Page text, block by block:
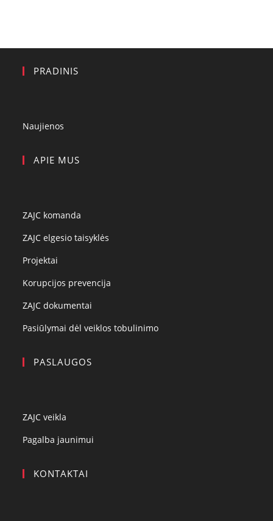
PRADINIS
Naujienos
APIE MUS
ZAJC komanda
ZAJC elgesio taisyklės
Projektai
Korupcijos prevencija
ZAJC dokumentai
Pasiūlymai dėl veiklos tobulinimo
PASLAUGOS
ZAJC veikla
Pagalba jaunimui
KONTAKTAI